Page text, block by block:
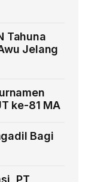
Tahuna
Jelang
ke-81 MA
Bagi
PT